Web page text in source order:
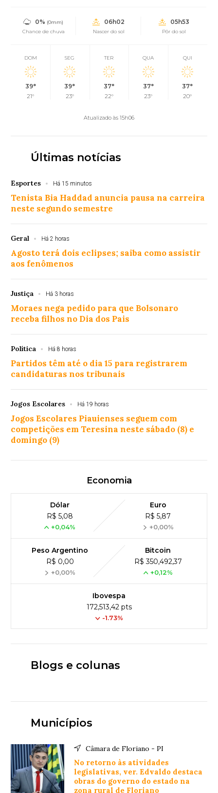
0% (0mm)
Chance de chuva
06h02
Nascer do sol
05h53
Pôr do sol
DOM
39°
21°
SEG
39°
23°
TER
37°
22°
QUA
37°
23°
QUI
37°
20°
Atualizado às 15h06
Últimas notícias
Esportes Há 15 minutos
Tenista Bia Haddad anuncia pausa na carreira
neste segundo semestre
Geral Há 2 horas
Agosto terá dois eclipses; saiba como assistir
aos fenômenos
Justiça Há 3 horas
Moraes nega pedido para que Bolsonaro
receba filhos no Dia dos Pais
Política Há 8 horas
Partidos têm até o dia 15 para registrarem
candidaturas nos tribunais
Jogos Escolares Há 19 horas
Jogos Escolares Piauienses seguem com
competições em Teresina neste sábado (8) e
domingo (9)
Economia
Dólar
R$ 5,08
+0,04%
Euro
R$ 5,87
+0,00%
Peso Argentino
R$ 0,00
+0,00%
Bitcoin
R$ 350,492,37
+0,12%
Ibovespa
172,513,42 pts
-1.73%
Blogs e colunas
Municípios
Câmara de Floriano - PI
No retorno às atividades
legislativas, ver. Edvaldo destaca
obras do governo do estado na
zona rural de Floriano